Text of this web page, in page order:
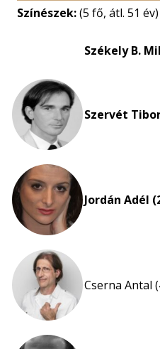
Színészek:(5 fő, átl. 51 év)
Székely B.
Szervét
Jordán Adél
Cserna Antal